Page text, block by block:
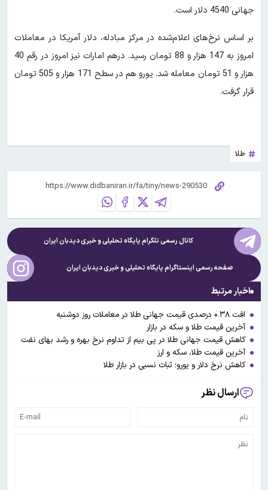
جهانی 4540 دلار است.
بر اساس نرخ‌های اعلام‌شده در مرکز مبادله، دلار آمریکا در معاملات
امروز به 147 هزار و 88 تومان رسید. درهم امارات نیز امروز در رقم 40
هزار و 51 تومان معامله شد. یورو هم در سطح 171 هزار و 505 تومان
قرار گرفت.
طلا
کانال رسمی تلگرام پایگاه تحلیلی و خبریدیدبان ایران
صفحه رسمی اینستاگرام پایگاه تحلیلی و خبریدیدبان ایران
اخبار مرتبط
افت ۰.۳۸ درصدی قیمت جهانی طلا در معاملات روز دوشنبه
آخرین قیمت طلا و سکه در بازار
کاهش قیمت جهانی طلا در پی بیم از تداوم نرخ بهره و رشد بهای نفت
آخرین قیمت طلا، سکه و ارز
کاهش نرخ دلار و یورو؛ ثبات نسبی در بازار طلا
ارسال نظر